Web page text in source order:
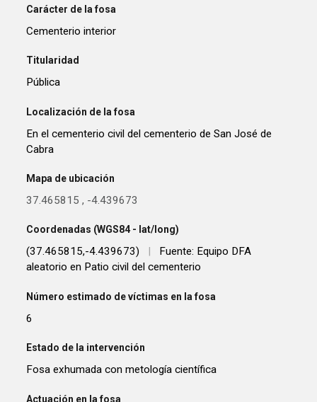
Carácter de la fosa
Cementerio interior
Titularidad
Pública
Localización de la fosa
En el cementerio civil del cementerio de San José de
Cabra
Mapa de ubicación
37.465815 , -4.439673
Coordenadas (WGS84 - lat/long)
(37.465815,-4.439673)
Fuente: Equipo DFA
aleatorio en Patio civil del cementerio
Número estimado de víctimas en la fosa
6
Estado de la intervención
Fosa exhumada con metología científica
Actuación en la fosa